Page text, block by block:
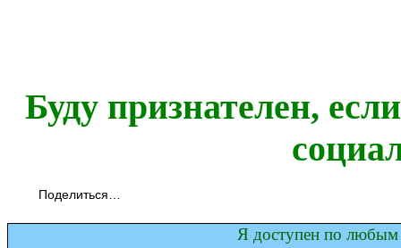
Буду признателен,
Поделиться…
Я доступен по любым